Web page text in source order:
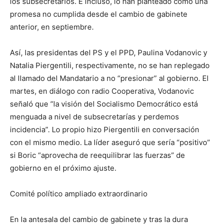
promesa no cumplida desde el cambio de gabinete
anterior, en septiembre.
Así, las presidentas del PS y el PPD, Paulina Vodanovic y
Natalia Piergentili, respectivamente, no se han replegado
al llamado del Mandatario a no “presionar” al gobierno. El
martes, en diálogo con radio Cooperativa, Vodanovic
señaló que “la visión del Socialismo Democrático está
menguada a nivel de subsecretarías y perdemos
incidencia”. Lo propio hizo Piergentili en conversación
con el mismo medio. La líder aseguró que sería “positivo”
si Boric “aprovecha de reequilibrar las fuerzas” de
gobierno en el próximo ajuste.
Comité político ampliado extraordinario
En la antesala del cambio de gabinete y tras la dura